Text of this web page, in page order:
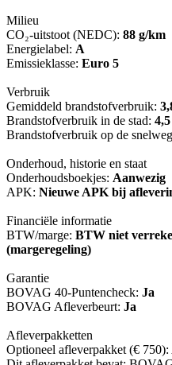
Milieu
CO₂-uitstoot (NEDC): 88 g/km
Energielabel: A
Emissieklasse: Euro 5
Verbruik
Gemiddeld brandstofverbruik:
Brandstofverbruik in de stad:
Brandstofverbruik op de
Onderhoud, historie en staat
Onderhoudsboekjes: Aanwezig
APK: Nieuwe APK bij
Financiële informatie
BTW/marge: BTW niet
(margeregeling)
Garantie
BOVAG 40-Puntencheck: Ja
BOVAG Afleverbeurt: Ja
Afleverpakketten
Optioneel afleverpakket (€